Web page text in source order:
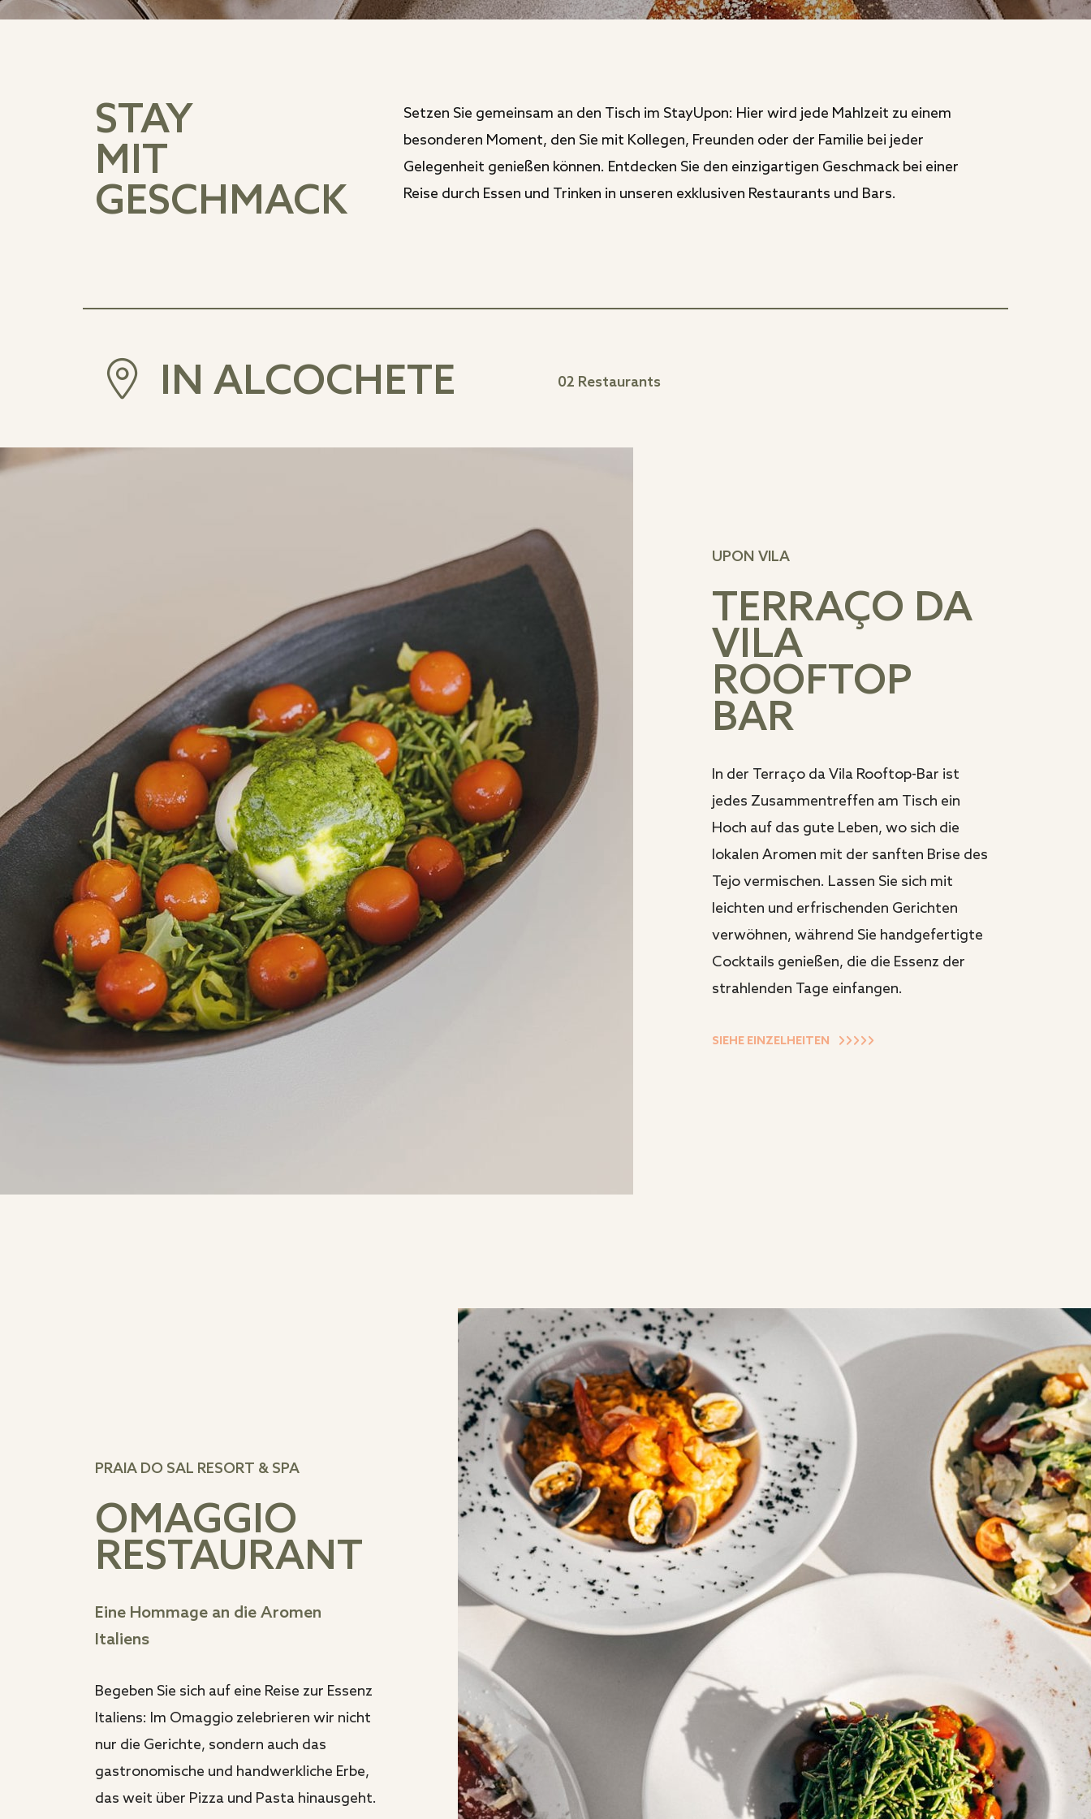
STAY
MIT
GESCHMACK
Setzen Sie gemeinsam an den Tisch im StayUpon: Hier wird jede Mahlzeit zu einem
besonderen Moment, den Sie mit Kollegen, Freunden oder der Familie bei jeder
Gelegenheit genießen können. Entdecken Sie den einzigartigen Geschmack bei einer
Reise durch Essen und Trinken in unseren exklusiven Restaurants und Bars.
IN ALCOCHETE 02 Restaurants
UPON VILA
TERRAÇO DA
VILA
ROOFTOP
BAR
In der Terraço da Vila Rooftop-Bar ist
jedes Zusammentreffen am Tisch ein
Hoch auf das gute Leben, wo sich die
lokalen Aromen mit der sanften Brise des
Tejo vermischen. Lassen Sie sich mit
leichten und erfrischenden Gerichten
verwöhnen, während Sie handgefertigte
Cocktails genießen, die die Essenz der
strahlenden Tage einfangen.
SIEHE EINZELHEITEN
PRAIA DO SAL RESORT & SPA
OMAGGIO
RESTAURANT
Eine Hommage an die Aromen
Italiens
Begeben Sie sich auf eine Reise zur Essenz
Italiens: Im Omaggio zelebrieren wir nicht
nur die Gerichte, sondern auch das
gastronomische und handwerkliche Erbe,
das weit über Pizza und Pasta hinausgeht.